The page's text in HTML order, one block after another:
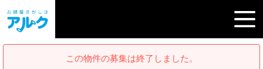
この物件の募集は終了しました。